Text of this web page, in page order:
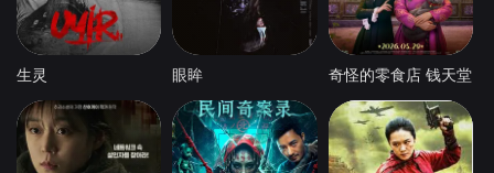
生灵 眼眸 奇怪的零食店 钱天堂